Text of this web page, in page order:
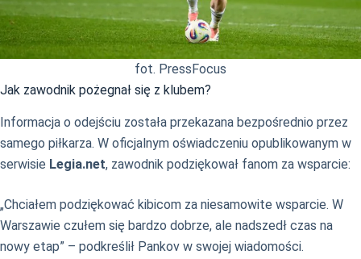
fot. PressFocus
Jak zawodnik pożegnał się z klubem?
Informacja o odejściu została przekazana bezpośrednio przez
samego piłkarza. W oficjalnym oświadczeniu opublikowanym w
serwisie Legia.net, zawodnik podziękował fanom za wsparcie:
„Chciałem podziękować kibicom za niesamowite wsparcie. W
Warszawie czułem się bardzo dobrze, ale nadszedł czas na
nowy etap” – podkreślił Pankov w swojej wiadomości.